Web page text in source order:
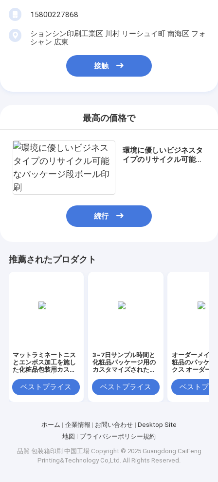
15800227868
ションシン印刷工業区 川村 リーシュイ町 南海区 フォ
シャン 広東
接触
最高の価格で
環境に優しいビジネスタ
イプのリサイクル可能な
続行
推薦されたプロダクト
マットラミネートニス
とエンボス加工を施し
た化粧品包装用カスタ
クスベストプライス
3~7日サンプル時間と
化粧品パッケージ用の
カスタマイズされたサ
ベストプライス
オーダーメイド
粧品のパッケー
クス オーダー
と化粧品のサン
間
ベストプラ
ホーム 企業情報 お問い合わせ
Desktop Site
地図
プライバシーポリシー規約
品質 包装箱印刷 中国工場.Copyright © 2025 Guangdong CaiFeng
Printing&Technology Co,Ltd. All Rights Reserved.